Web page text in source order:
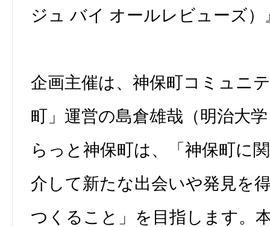
ジュ バイ オールレビューズ）
企画主催は、神保町コミュニ
町」運営の島倉雄哉（明治大
らっと神保町は、「神保町に
介して新たな出会いや発見を
つくること」を目指します。